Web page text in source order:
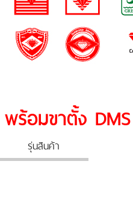
ร้อมขาตั้ง
รุ่นสินค้า